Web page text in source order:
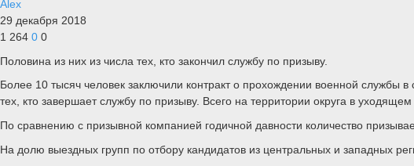
Alex
29 декабря 2018
1 264 0 0
Половина из них из числа тех, кто закончил службу по призыву.
Более 10 тысяч человек заключили контракт о прохождении военной службы
тех, кто завершает службу по призыву. Всего на территории округа в
По сравнению с призывной компанией годичной давности количество
На долю выездных групп по отбору кандидатов из центральных и западных